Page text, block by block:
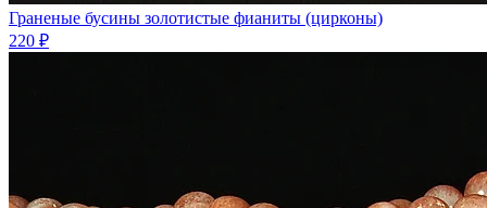
Граненые бусины золотистые фианиты (цирконы)
220 ₽